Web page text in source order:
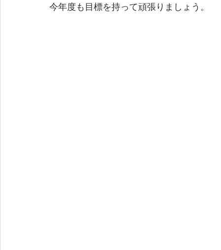
今年度も目標を持って頑張りましょう。